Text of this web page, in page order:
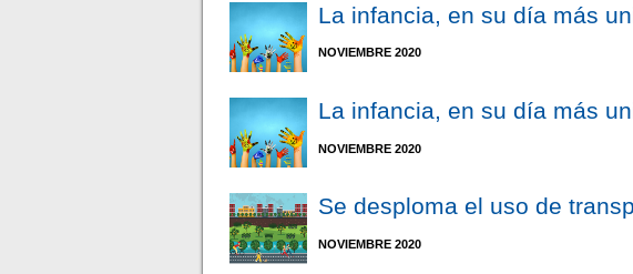
La infancia, en su día más
NOVIEMBRE 2020
La infancia, en su día más
NOVIEMBRE 2020
Se desploma el uso de
NOVIEMBRE 2020